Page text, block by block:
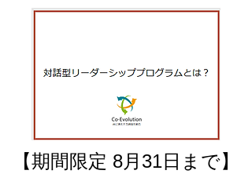
【期間限定 8月31日まで】